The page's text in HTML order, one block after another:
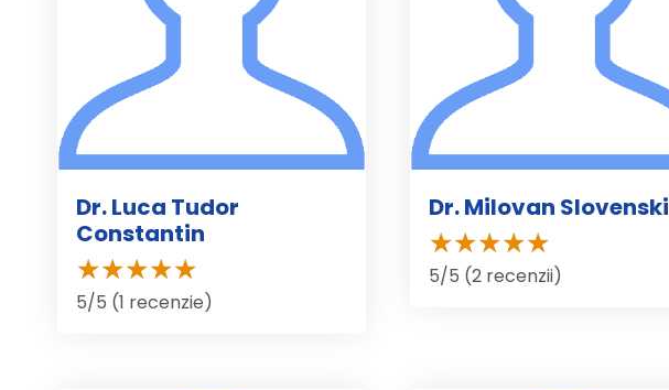
Dr. Luca Tudor
Constantin
5/5 (1 recenzie)
Dr. Milovan Slovenski
5/5 (2 recenzii)